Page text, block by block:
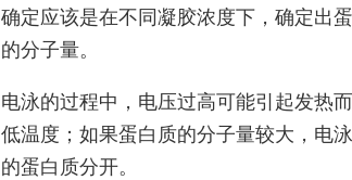
确定应该是在不同凝胶浓度下，确定出
的分子量。
电泳的过程中，电压过高可能引起发热
低温度；如果蛋白质的分子量较大，电
的蛋白质分开。